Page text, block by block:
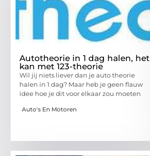
Autotheorie in 1 dag halen, het
kan met 123-theorie
Wil jij niets liever dan je auto theorie
halen in 1 dag? Maar heb je geen flauw
idee hoe je dit voor elkaar zou moeten
Auto's En Motoren